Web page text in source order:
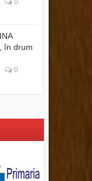
0
în drum
0